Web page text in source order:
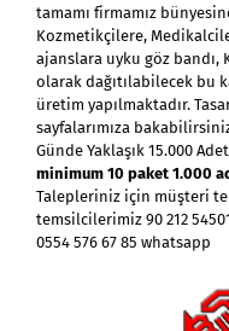
tamamı firmamız
Kozmetikçilere,
ajanslara uyku göz bandı,
olarak dağıtılabilecek bu
üretim yapılmaktadır.
sayfalarımıza
Günde Yaklaşık 15.000
minimum 10 paket 1.000
Talepleriniz için müşteri
temsilcilerimiz 90 212
0554 576 67 85 whatsapp